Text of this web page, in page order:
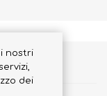
104
nostri
dei